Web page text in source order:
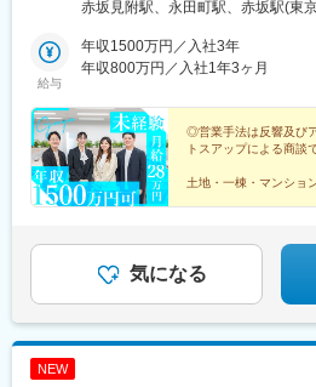
「永田町駅」より徒歩5分東京メト
赤坂見附駅、永田町駅、赤坂駅(東
給与
年収1500万円／入社3年
年収800万円／入社1年3ヶ月
◎営業手法は反響及び
トスアップによる商談
土地・一棟・マンショ
＃分業制で残業月15h以
気になる
NEW